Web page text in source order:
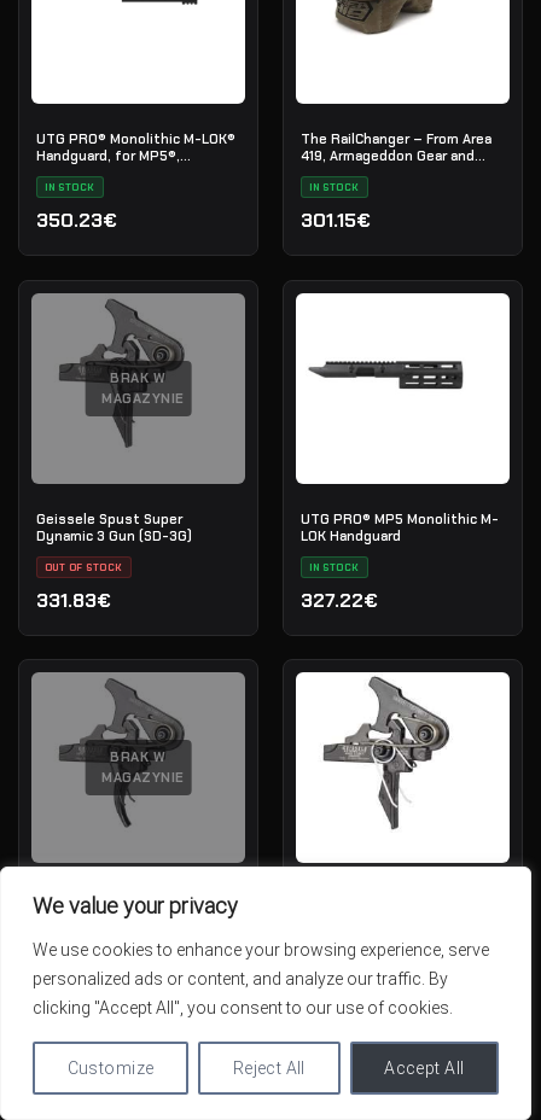
We value your privacy
We use cookies to enhance your browsing experience, serve
personalized ads or content, and analyze our traffic. By
clicking "Accept All", you consent to our use of cookies.
Customize Reject All Accept All
UTG PRO® Monolithic M-LOK®
Handguard, for MP5®,
Extended Length
IN STOCK
350.23€
The RailChanger – From Area
419, Armageddon Gear and
Reasor Precision
IN STOCK
301.15€
BRAK W
MAGAZYNIE
Geissele Spust Super
Dynamic 3 Gun (SD-3G)
OUT OF STOCK
331.83€
UTG PRO® MP5 Monolithic M-
LOK Handguard
IN STOCK
327.22€
BRAK W
MAGAZYNIE
Geissele Spust Super Semi-
Automatic Enhanced (SSA-E)
OUT OF STOCK
321.60€
IN STOCK
321.60€